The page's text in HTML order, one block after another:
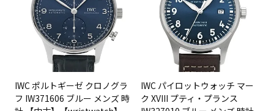
IWC ポルトギーゼ クロノグラ
フ IW371606 ブルー メンズ 時
IWC パイロットウォッチ マー
ク XVIII プティ・プランス